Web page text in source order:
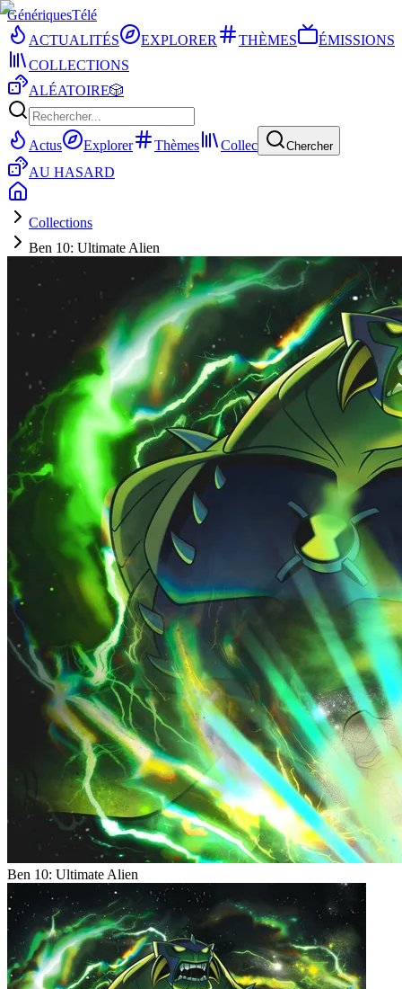
GénériquesTélé
ACTUALITÉS
EXPLORER THÈMES
ÉMISSIONS
COLLECTIONS
ALÉATOIRE🎲
Actus Explorer Thèmes Collec Chercher
AU HASARD
Collections
Ben 10: Ultimate Alien
Ben 10: Ultimate Alien